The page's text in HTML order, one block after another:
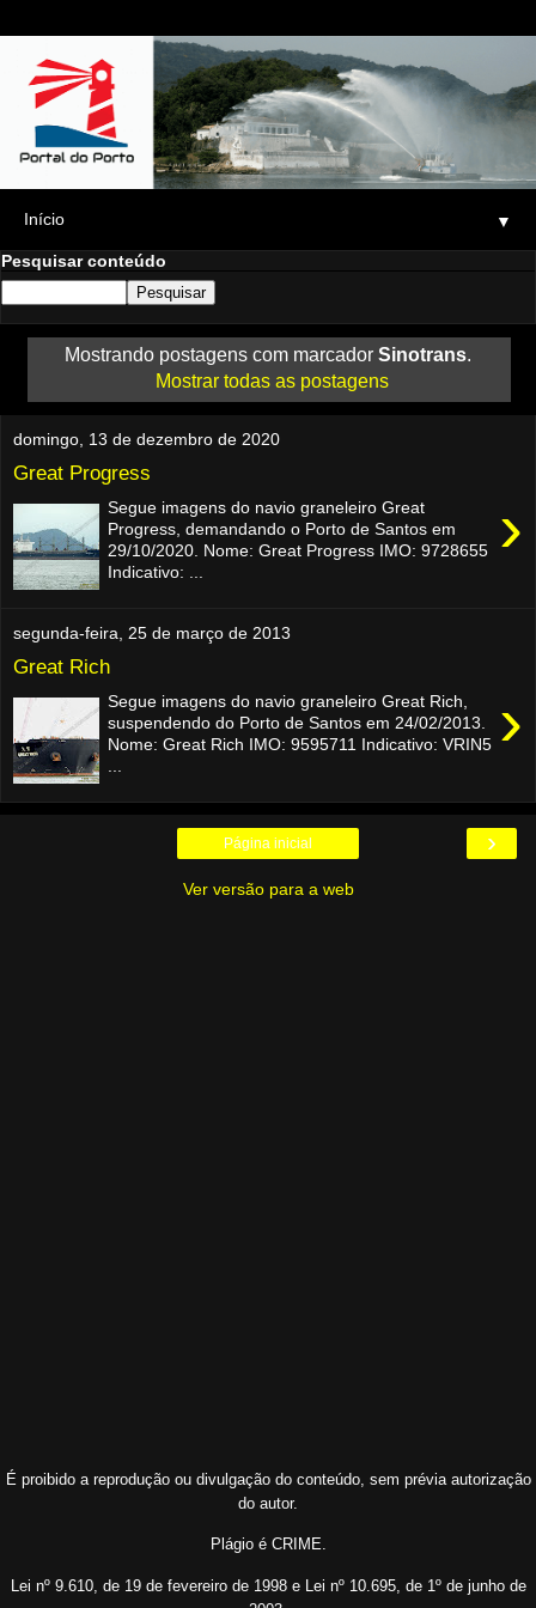
▼
Pesquisar conteúdo
Mostrando postagens com marcador Sinotrans.
Mostrar todas as postagens
domingo, 13 de dezembro de 2020
Great Progress
›
Segue imagens do navio graneleiro Great
Progress, demandando o Porto de Santos em
29/10/2020. Nome: Great Progress IMO: 9728655
Indicativo: ...
segunda-feira, 25 de março de 2013
Great Rich
›
Segue imagens do navio graneleiro Great Rich,
suspendendo do Porto de Santos em 24/02/2013.
Nome: Great Rich IMO: 9595711 Indicativo: VRIN5
›
Página inicial
Ver versão para a web
É proibido a reprodução ou divulgação do conteúdo, sem prévia autorização
do autor.
Plágio é CRIME.
Lei nº 9.610, de 19 de fevereiro de 1998 e Lei nº 10.695, de 1º de junho de